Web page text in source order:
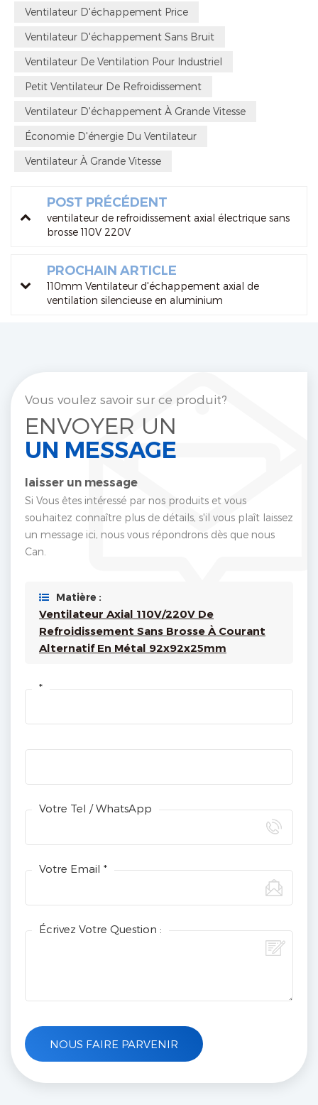
Ventilateur D'échappement Price
Ventilateur D'échappement Sans Bruit
Ventilateur De Ventilation Pour Industriel
Petit Ventilateur De Refroidissement
Ventilateur D'échappement À Grande Vitesse
Économie D'énergie Du Ventilateur
Ventilateur À Grande Vitesse
POST PRÉCÉDENT
ventilateur de refroidissement axial électrique sans
brosse 110V 220V
PROCHAIN ARTICLE
110mm Ventilateur d'échappement axial de
ventilation silencieuse en aluminium
Vous voulez savoir sur ce produit?
ENVOYER UN
UN MESSAGE
laisser un message
Si Vous êtes intéressé par nos produits et vous
souhaitez connaître plus de détails, s'il vous plaît laissez
un message ici, nous vous répondrons dès que nous
Can.
Matière :
Ventilateur Axial 110V/220V De
Refroidissement Sans Brosse À Courant
Alternatif En Métal 92x92x25mm
*
Votre Tel / WhatsApp
Votre Email *
Écrivez Votre Question :